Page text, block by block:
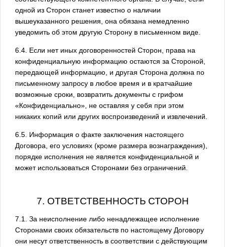
одной из Сторон станет известно о наличии
вышеуказанного решения, она обязана немедленно
уведомить об этом другую Сторону в письменном виде.
6.4. Если нет иных договоренностей Сторон, права на
конфиденциальную информацию остаются за Стороной,
передающей информацию, и другая Сторона должна по
письменному запросу в любое время и в кратчайшие
возможные сроки, возвратить документы с грифом
«Конфиденциально», не оставляя у себя при этом
никаких копий или других воспроизведений и извлечений.
6.5. Информация о факте заключения настоящего
Договора, его условиях (кроме размера вознаграждения),
порядке исполнения не является конфиденциальной и
может использоваться Сторонами без ограничений.
7. ОТВЕТСТВЕННОСТЬ СТОРОН
7.1. За неисполнение либо ненадлежащее исполнение
Сторонами своих обязательств по настоящему Договору
они несут ответственность в соответствии с действующим